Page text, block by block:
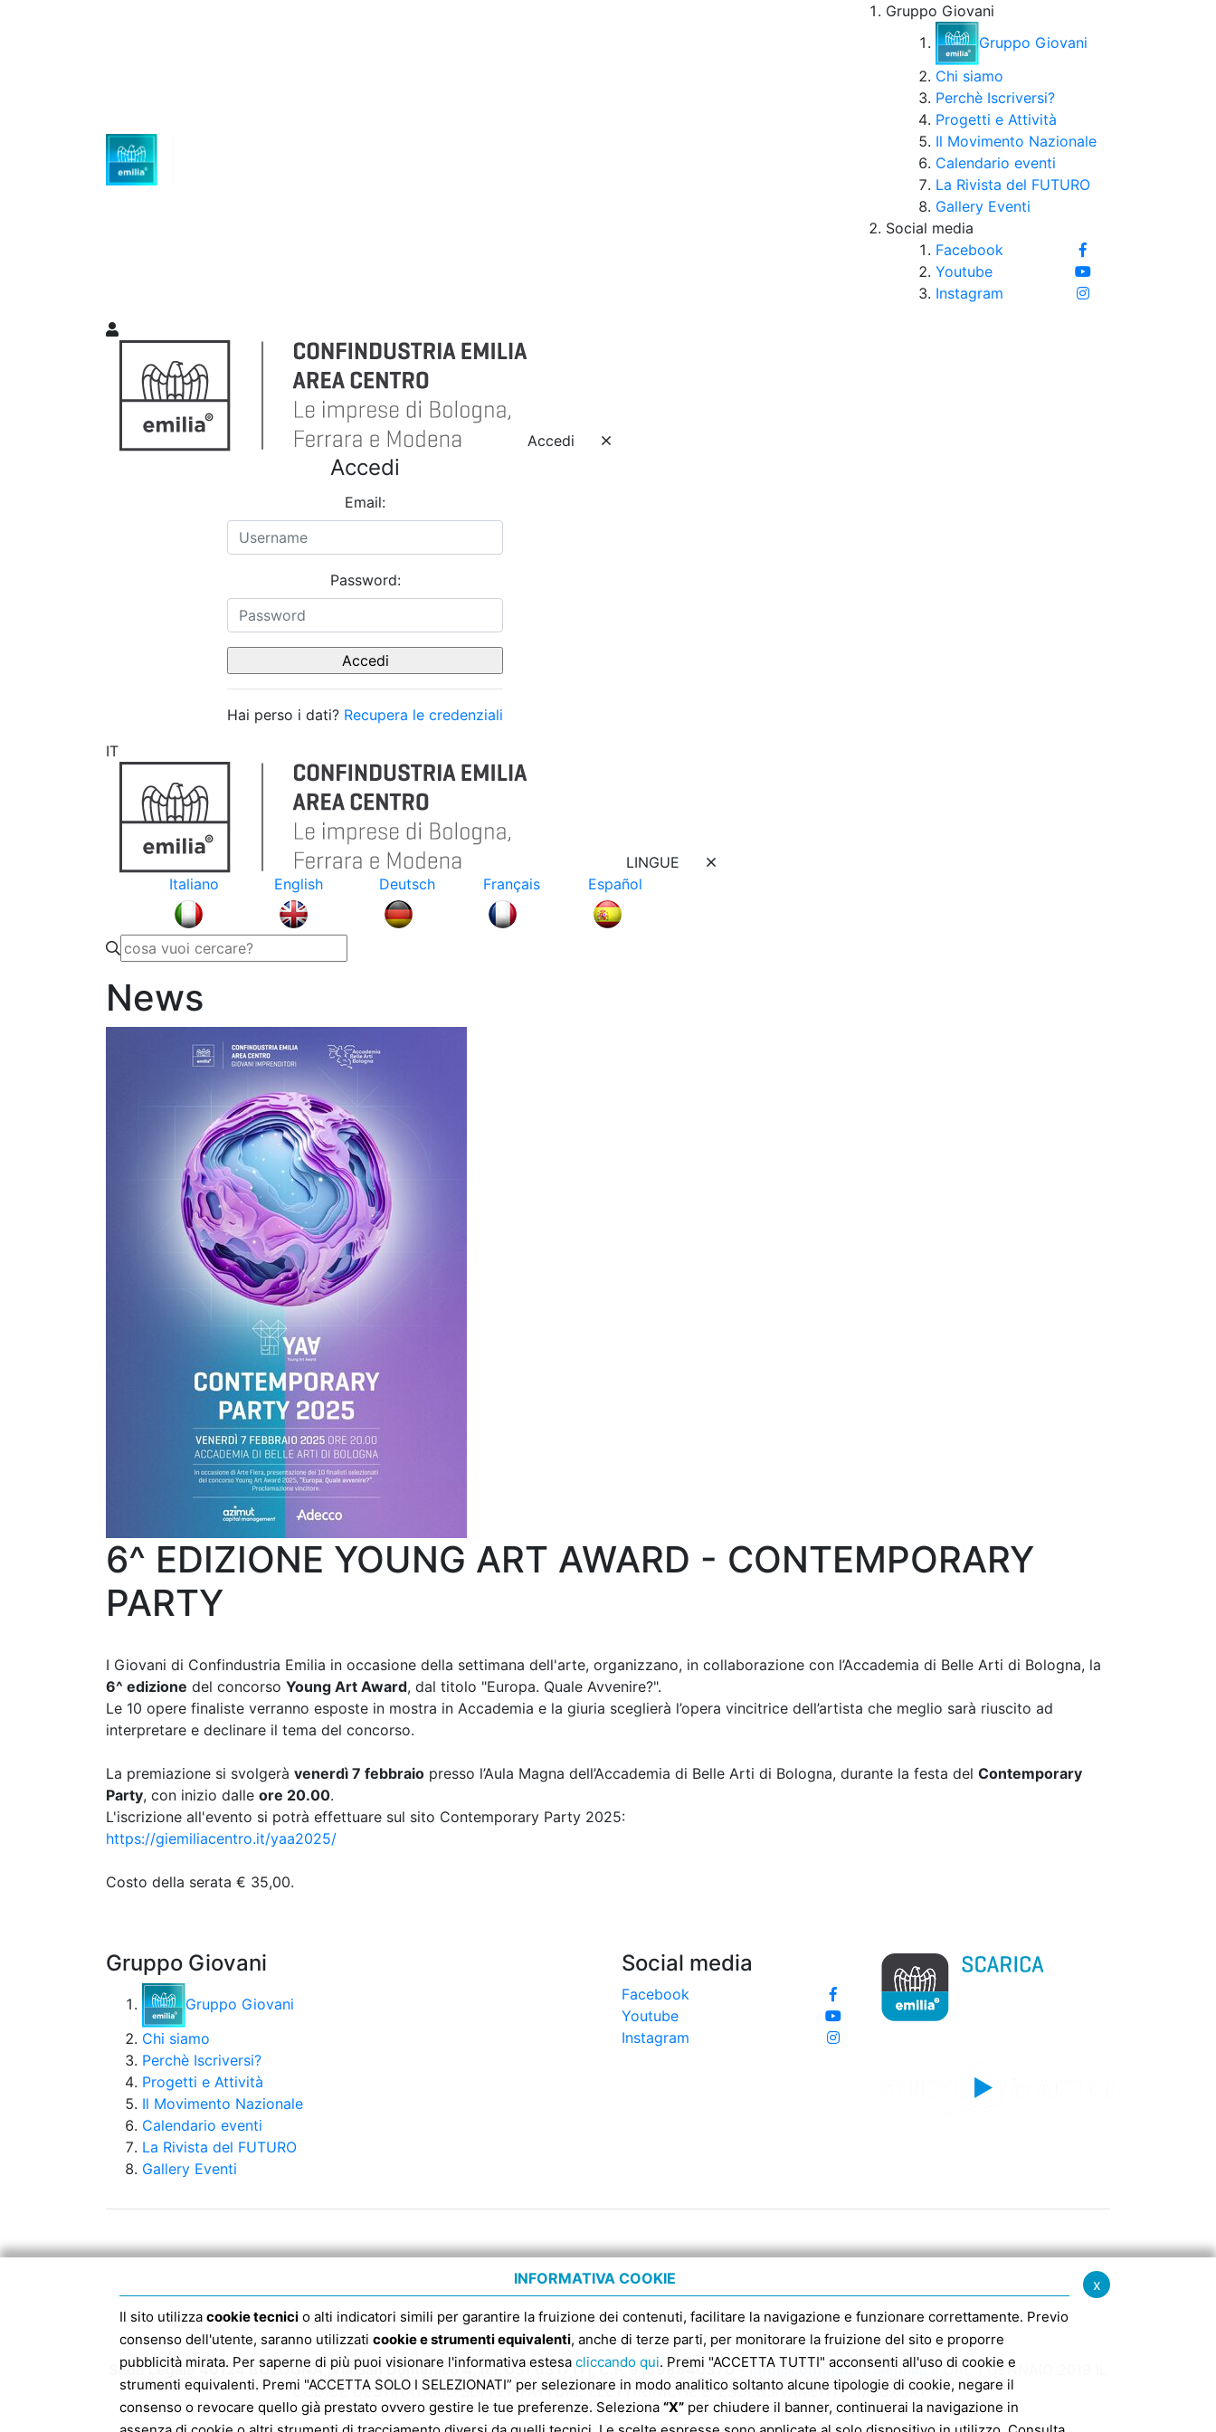
Gruppo Giovani
Gruppo Giovani
Chi siamo
Perchè Iscriversi?
Progetti e Attività
Il Movimento Nazionale
Calendario eventi
La Rivista del FUTURO
Gallery Eventi
Social media
Facebook
Youtube
Instagram
Accedi
Accedi
Email:
Password:
Hai perso i dati? Recupera le credenziali
IT
LINGUE
Italiano
English Deutsch Français Español
News
6^ EDIZIONE YOUNG ART AWARD - CONTEMPORARY
PARTY
I Giovani di Confindustria Emilia in occasione della settimana dell'arte, organizzano, in collaborazione con l’Accademia di Belle Arti di Bologna, la
6^ edizione del concorso Young Art Award, dal titolo "Europa. Quale Avvenire?".
Le 10 opere finaliste verranno esposte in mostra in Accademia e la giuria sceglierà l’opera vincitrice dell’artista che meglio sarà riuscito ad
interpretare e declinare il tema del concorso.
La premiazione si svolgerà venerdì 7 febbraio presso l’Aula Magna dell’Accademia di Belle Arti di Bologna, durante la festa del Contemporary
Party, con inizio dalle ore 20.00.
L'iscrizione all'evento si potrà effettuare sul sito Contemporary Party 2025:
https://giemiliacentro.it/yaa2025/
Costo della serata € 35,00.
Gruppo Giovani
Gruppo Giovani
Chi siamo
Perchè Iscriversi?
Progetti e Attività
Il Movimento Nazionale
Calendario eventi
La Rivista del FUTURO
Gallery Eventi
Social media
Facebook
Youtube
Instagram
Sede Legale 40124 BOLOGNA, Via San Domenico 4, tel. 051 6317111, C.F. 91398840370 - info@confindustriaemilia.it DAL 1 GENNAIO 2019 IL
CODICE DESTINATARIO SDI PER FATTURE ELETTRONICHE E’ ESCLUSIVAMENTE: M5UXCR1
x
INFORMATIVA COOKIE
Il sito utilizza cookie tecnici o alti indicatori simili per garantire la fruizione dei contenuti, facilitare la navigazione e funzionare correttamente. Previo
consenso dell'utente, saranno utilizzati cookie e strumenti equivalenti, anche di terze parti, per monitorare la fruizione del sito e proporre
pubblicità mirata. Per saperne di più puoi visionare l'informativa estesa cliccando qui. Premi "ACCETTA TUTTI" acconsenti all'uso di cookie e
strumenti equivalenti. Premi "ACCETTA SOLO I SELEZIONATI” per selezionare in modo analitico soltanto alcune tipologie di cookie, negare il
consenso o revocare quello già prestato ovvero gestire le tue preferenze. Seleziona “X” per chiudere il banner, continuerai la navigazione in